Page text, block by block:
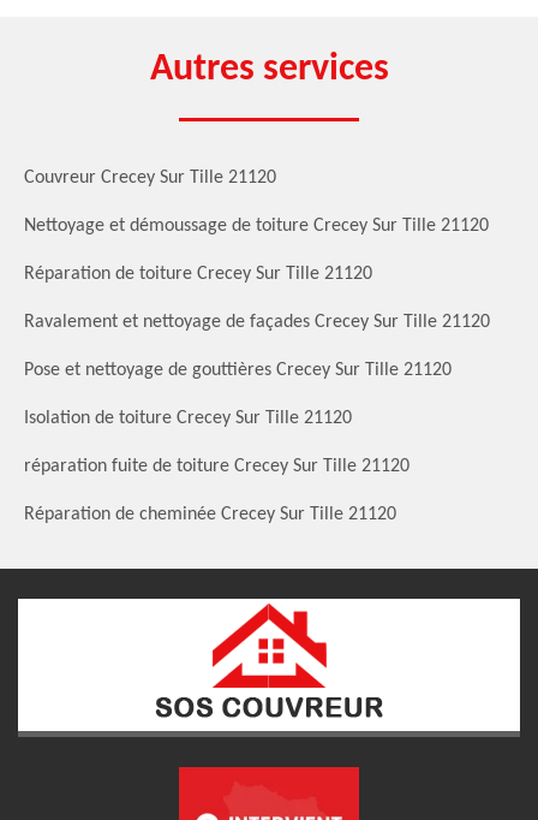
Autres services
Couvreur Crecey Sur Tille 21120
Nettoyage et démoussage de toiture Crecey Sur Tille 21120
Réparation de toiture Crecey Sur Tille 21120
Ravalement et nettoyage de façades Crecey Sur Tille 21120
Pose et nettoyage de gouttières Crecey Sur Tille 21120
Isolation de toiture Crecey Sur Tille 21120
réparation fuite de toiture Crecey Sur Tille 21120
Réparation de cheminée Crecey Sur Tille 21120